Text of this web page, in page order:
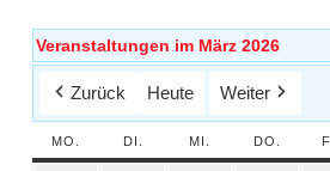
Veranstaltungen im März 2026
Zurück Heute Weiter
MO. DI. MI. DO.